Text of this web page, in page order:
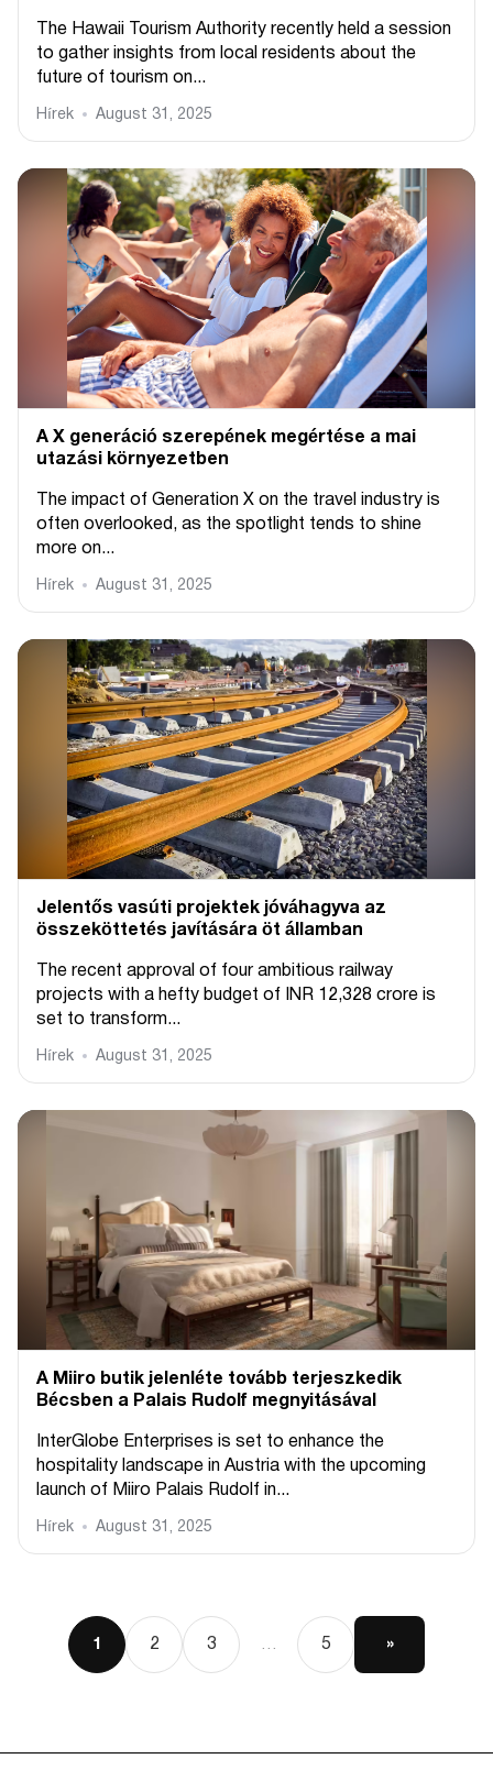
The Hawaii Tourism Authority recently held a session
to gather insights from local residents about the
future of tourism on...
Hírek August 31, 2025
A X generáció szerepének megértése a mai
utazási környezetben
The impact of Generation X on the travel industry is
often overlooked, as the spotlight tends to shine
more on...
Hírek August 31, 2025
Jelentős vasúti projektek jóváhagyva az
összeköttetés javítására öt államban
The recent approval of four ambitious railway
projects with a hefty budget of INR 12,328 crore is
set to transform...
Hírek August 31, 2025
A Miiro butik jelenléte tovább terjeszkedik
Bécsben a Palais Rudolf megnyitásával
InterGlobe Enterprises is set to enhance the
hospitality landscape in Austria with the upcoming
launch of Miiro Palais Rudolf in...
Hírek August 31, 2025
1 2 3 … 5 »